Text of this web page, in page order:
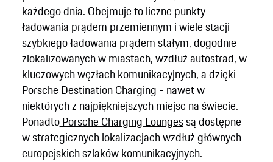
każdego dnia. Obejmuje to liczne punkty
ładowania prądem przemiennym i wiele stacji
szybkiego ładowania prądem stałym, dogodnie
zlokalizowanych w miastach, wzdłuż autostrad, w
kluczowych węzłach komunikacyjnych, a dzięki
Porsche Destination Charging - nawet w
niektórych z najpiękniejszych miejsc na świecie.
PonadtoPorsche Charging Loungessą dostępne
w strategicznych lokalizacjach wzdłuż głównych
europejskich szlaków komunikacyjnych.